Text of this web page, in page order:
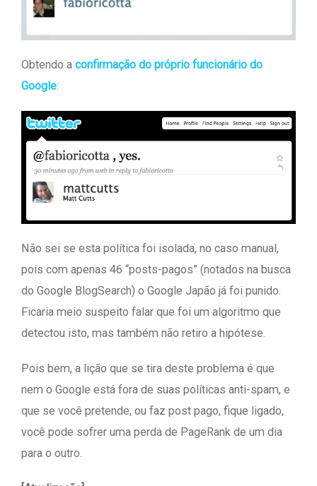
Obtendo a confirmação do próprio funcionário do
Google:
Não sei se esta política foi isolada, no caso manual,
pois com apenas 46 “posts-pagos” (notados na busca
do Google BlogSearch) o Google Japão já foi punido.
Ficaria meio suspeito falar que foi um algoritmo que
detectou isto, mas também não retiro a hipótese.
Pois bem, a lição que se tira deste problema é que
nem o Google está fora de suas políticas anti-spam, e
que se você pretende, ou faz post pago, fique ligado,
você pode sofrer uma perda de PageRank de um dia
para o outro.